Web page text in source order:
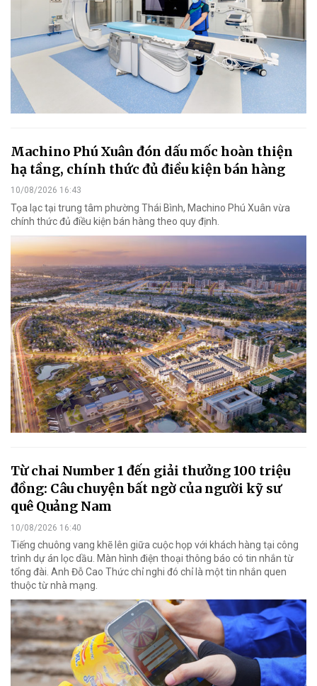
Machino Phú Xuân đón dấu mốc hoàn thiện
hạ tầng, chính thức đủ điều kiện bán hàng
10/08/2026 16:43
Tọa lạc tại trung tâm phường Thái Bình, Machino Phú Xuân vừa
chính thức đủ điều kiện bán hàng theo quy định.
Từ chai Number 1 đến giải thưởng 100 triệu
đồng: Câu chuyện bất ngờ của người kỹ sư
quê Quảng Nam
10/08/2026 16:40
Tiếng chuông vang khẽ lên giữa cuộc họp với khách hàng tại công
trình dự án lọc dầu. Màn hình điện thoại thông báo có tin nhắn từ
tổng đài. Anh Đỗ Cao Thức chỉ nghi đó chỉ là một tin nhắn quen
thuộc từ nhà mạng.